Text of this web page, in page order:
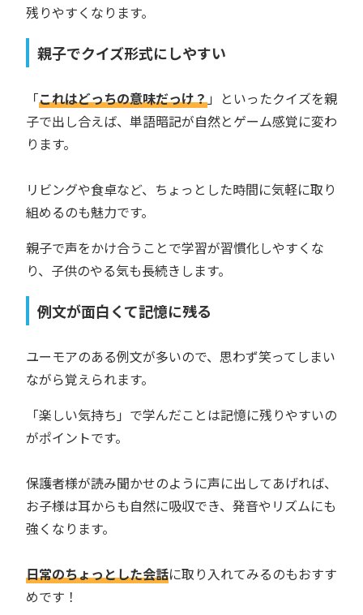
残りやすくなります。
親子でクイズ形式にしやすい
「これはどっちの意味だっけ？」といったクイズを親
子で出し合えば、単語暗記が自然とゲーム感覚に変わ
ります。
リビングや食卓など、ちょっとした時間に気軽に取り
組めるのも魅力です。
親子で声をかけ合うことで学習が習慣化しやすくな
り、子供のやる気も長続きします。
例文が面白くて記憶に残る
ユーモアのある例文が多いので、思わず笑ってしまい
ながら覚えられます。
「楽しい気持ち」で学んだことは記憶に残りやすいの
がポイントです。
保護者様が読み聞かせのように声に出してあげれば、
お子様は耳からも自然に吸収でき、発音やリズムにも
強くなります。
日常のちょっとした会話に取り入れてみるのもおすす
めです！